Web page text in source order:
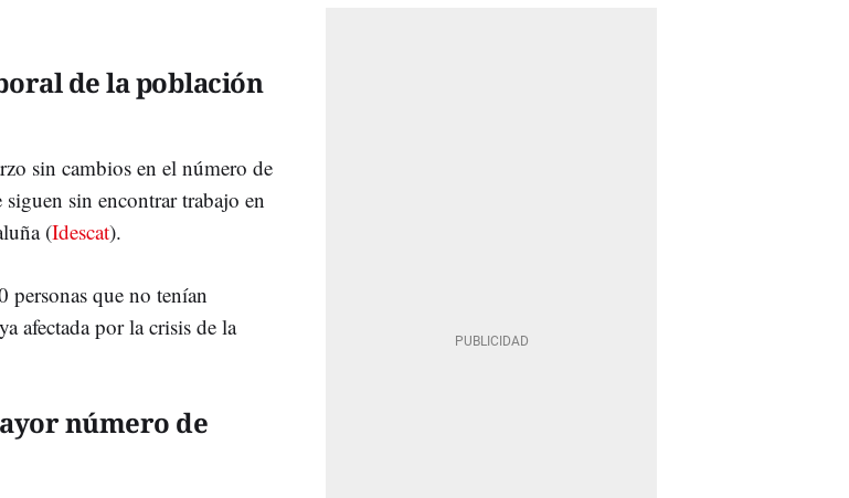
de la población
sin cambios en el número de
sin encontrar trabajo en
(Idescat).
que no tenían
afectada por la crisis de la
número de